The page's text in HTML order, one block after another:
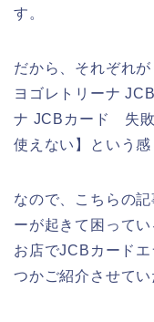
す。
だから、それぞれ
ヨゴレトリーナ
ナ JCBカード 失
使えない】という
なので、こちらの
ーが起きて困って
お店でJCBカード
つかご紹介させてい